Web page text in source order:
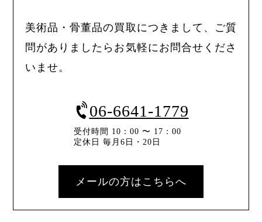
美術品・骨董品の買取につきまして、ご質
問がありましたらお気軽にお問合せくださ
いませ。
06-6641-1779
受付時間 10：00 〜 17：00
定休日 毎月6日・20日
メールの方はこちらへ